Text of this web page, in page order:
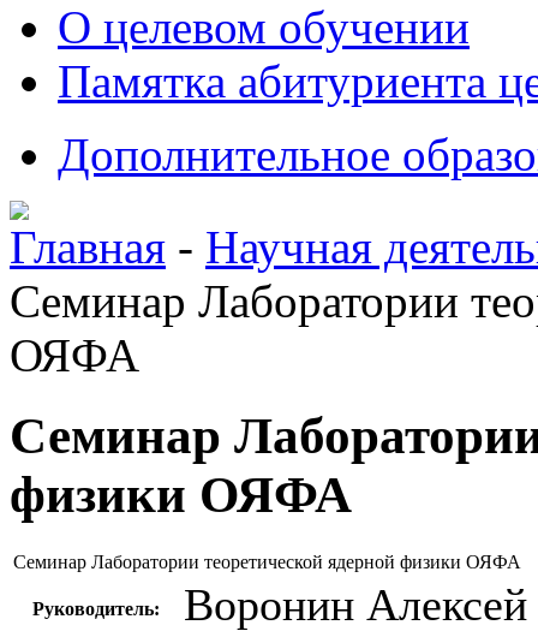
О целевом обучении
Памятка абитуриента
Дополнительное
Главная - Научная
Семинар Лаборатории
ОЯФА
Семинар
физики ОЯФА
Семинар Лаборатории теоретической ядерной физики ОЯФА
Руководитель: Воронин